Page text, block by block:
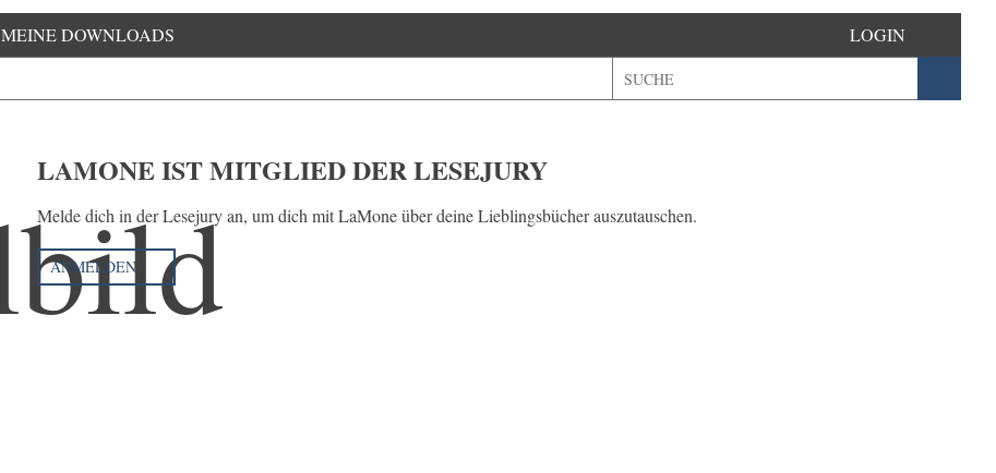
MEINE DOWNLOADS LOGIN
LAMONE IST MITGLIED DER LESEJURY
Melde dich in der Lesejury an, um dich mit LaMone über deine Lieblingsbücher auszutauschen.
ANMELDEN